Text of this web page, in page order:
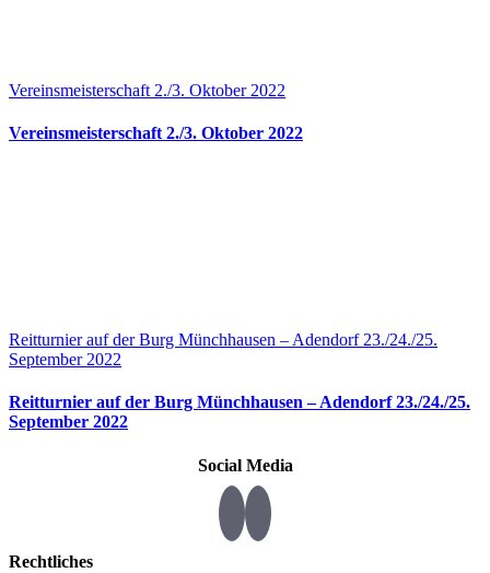
Vereinsmeisterschaft 2./3. Oktober 2022
Vereinsmeisterschaft 2./3. Oktober 2022
Reitturnier auf der Burg Münchhausen – Adendorf 23./24./25.
September 2022
Reitturnier auf der Burg Münchhausen – Adendorf 23./24./25.
September 2022
Social Media
Rechtliches